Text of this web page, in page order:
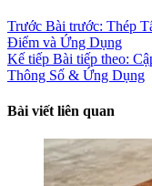
Trước Bài trước: Thép
Điểm và Ứng Dụng
Kế tiếp Bài tiếp theo:
Thông Số & Ứng Dụng
Bài viết liên quan